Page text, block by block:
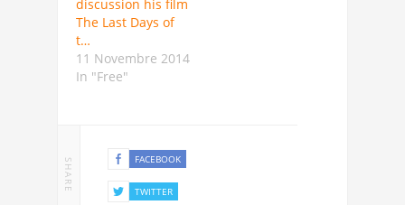
discussion his film
The Last Days of
t…
11 Novembre 2014
In "Free"
SHARE FACEBOOK
TWITTER